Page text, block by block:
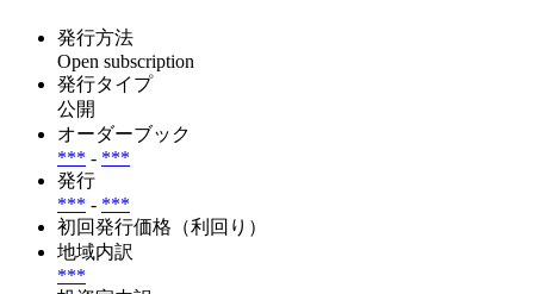
発行方法
Open subscription
発行タイプ
公開
オーダーブック
*** - ***
発行
*** - ***
初回発行価格（利回り）
地域内訳
***